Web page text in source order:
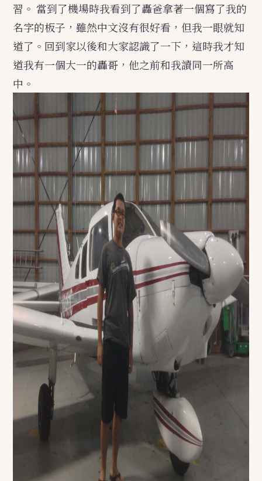
習。 當到了機場時我看到了轟爸拿著一個寫了我的
名字的板子，雖然中文沒有很好看，但我一眼就知
道了。回到家以後和大家認識了一下，這時我才知
道我有一個大一的轟哥，他之前和我讀同一所高
中。